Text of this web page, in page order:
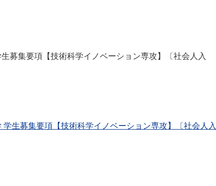
募集要項【技術科学イノベーション専攻】〔社会人入
生募集要項【技術科学イノベーション専攻】〔社会人入